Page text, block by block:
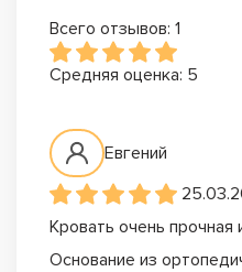
Всего отзывов: 1
Средняя оценка: 5
Евгений
Кровать очень прочная
Основание из